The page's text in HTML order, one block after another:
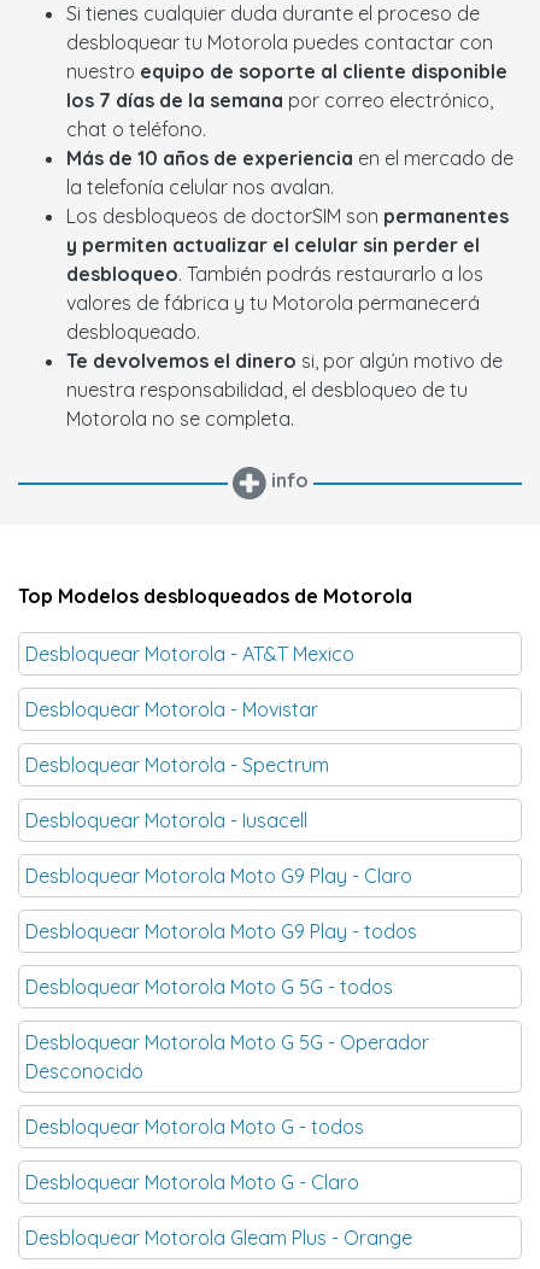
Si tienes cualquier duda durante el proceso de
desbloquear tu Motorola puedes contactar con
nuestro equipo de soporte al cliente disponible
los 7 días de la semana por correo electrónico,
chat o teléfono.
Más de 10 años de experiencia en el mercado de
la telefonía celular nos avalan.
Los desbloqueos de doctorSIM son permanentes
y permiten actualizar el celular sin perder el
desbloqueo. También podrás restaurarlo a los
valores de fábrica y tu Motorola permanecerá
desbloqueado.
Te devolvemos el dinero si, por algún motivo de
nuestra responsabilidad, el desbloqueo de tu
Motorola no se completa.
info
Top Modelos desbloqueados de Motorola
Desbloquear Motorola - AT&T Mexico
Desbloquear Motorola - Movistar
Desbloquear Motorola - Spectrum
Desbloquear Motorola - Iusacell
Desbloquear Motorola Moto G9 Play - Claro
Desbloquear Motorola Moto G9 Play - todos
Desbloquear Motorola Moto G 5G - todos
Desbloquear Motorola Moto G 5G - Operador
Desconocido
Desbloquear Motorola Moto G - todos
Desbloquear Motorola Moto G - Claro
Desbloquear Motorola Gleam Plus - Orange